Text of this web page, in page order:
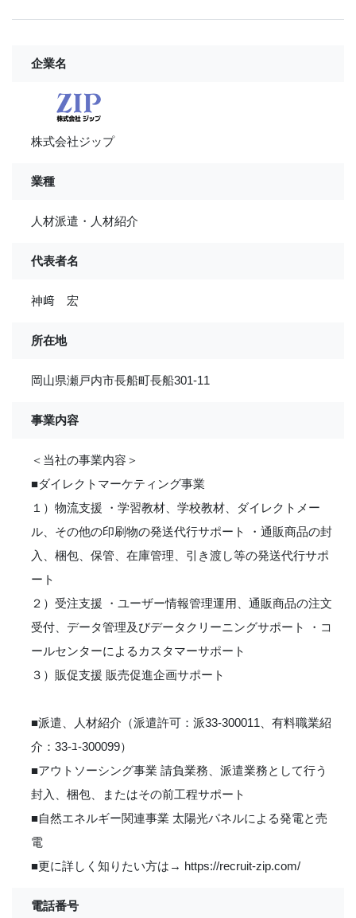
企業名
株式会社ジップ
業種
人材派遣・人材紹介
代表者名
神﨑 宏
所在地
岡山県瀬戸内市長船町長船301-11
事業内容
＜当社の事業内容＞
■ダイレクトマーケティング事業
１）物流支援 ・学習教材、学校教材、ダイレクトメー
ル、その他の印刷物の発送代行サポート ・通販商品の封
入、梱包、保管、在庫管理、引き渡し等の発送代行サポ
ート
２）受注支援 ・ユーザー情報管理運用、通販商品の注文
受付、データ管理及びデータクリーニングサポート ・コ
ールセンターによるカスタマーサポート
３）販促支援 販売促進企画サポート
■派遣、人材紹介（派遣許可：派33-300011、有料職業紹
介：33-ﾕ‐300099）
■アウトソーシング事業 請負業務、派遣業務として行う
封入、梱包、またはその前工程サポート
■自然エネルギー関連事業 太陽光パネルによる発電と売
電
■更に詳しく知りたい方は→ https://recruit-zip.com/
電話番号